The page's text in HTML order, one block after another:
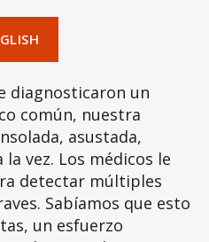
diagnosticaron un
común, nuestra
asustada,
vez. Los médicos le
detectar múltiples
Sabíamos que esto
un esfuerzo